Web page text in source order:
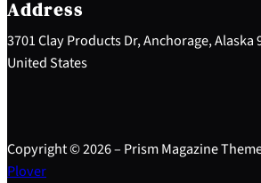
Address
3701 Clay Products Dr, Anchorage, Alaska
United States
Copyright © 2026 – Prism Magazine
Plover